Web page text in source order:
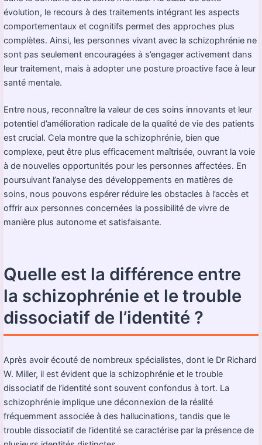
évolution, le recours à des traitements intégrant les aspects
comportementaux et cognitifs permet des approches plus
complètes. Ainsi, les personnes vivant avec la schizophrénie ne
sont pas seulement encouragées à s’engager activement dans
leur traitement, mais à adopter une posture proactive face à leur
santé mentale.
Entre nous, reconnaître la valeur de ces soins innovants et leur
potentiel d’amélioration radicale de la qualité de vie des patients
est crucial. Cela montre que la schizophrénie, bien que
complexe, peut être plus efficacement maîtrisée, ouvrant la voie
à de nouvelles opportunités pour les personnes affectées. En
poursuivant l’analyse des développements en matières de
soins, nous pouvons espérer réduire les obstacles à l’accès et
offrir aux personnes concernées la possibilité de vivre de
manière plus autonome et satisfaisante.
Quelle est la différence entre
la schizophrénie et le trouble
dissociatif de l’identité ?
Après avoir écouté de nombreux spécialistes, dont le Dr Richard
W. Miller, il est évident que la schizophrénie et le trouble
dissociatif de l’identité sont souvent confondus à tort. La
schizophrénie implique une déconnexion de la réalité
fréquemment associée à des hallucinations, tandis que le
trouble dissociatif de l’identité se caractérise par la présence de